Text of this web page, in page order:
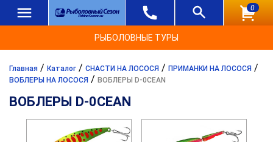
0
РЫБОЛОВНЫЕ ТУРЫ
Главная / Каталог / СНАСТИ НА ЛОСОСЯ / ПРИМАНКИ НА ЛОСОСЯ /
ВОБЛЕРЫ НА ЛОСОСЯ / ВОБЛЕРЫ D-0CEAN
ВОБЛЕРЫ D-0CEAN